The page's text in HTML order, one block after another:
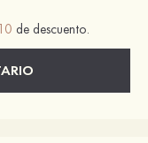
de descuento.